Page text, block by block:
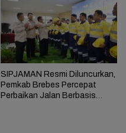
SIPJAMAN Resmi Diluncurkan,
Pemkab Brebes Percepat
Perbaikan Jalan Berbasis